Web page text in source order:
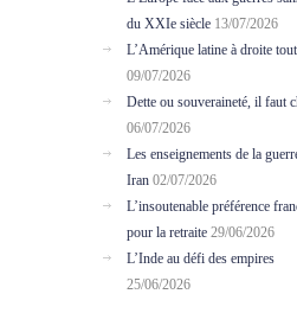
du XXIe siècle 13/07/2026
L’Amérique latine à droite
09/07/2026
Dette ou souveraineté, il faut
06/07/2026
Les enseignements de la
Iran 02/07/2026
L’insoutenable préférence
pour la retraite 29/06/2026
L’Inde au défi des empires
25/06/2026